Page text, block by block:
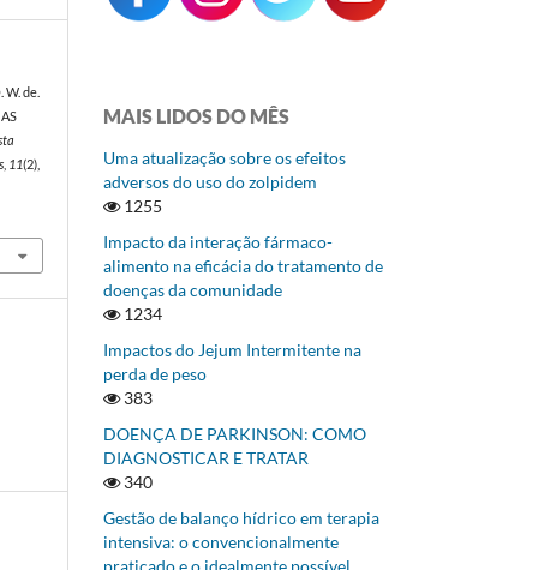
W. de.
, 11(2),
MAIS LIDOS DO MÊS
Uma atualização sobre os efeitos
adversos do uso do zolpidem
1255
Impacto da interação fármaco-
alimento na eficácia do tratamento de
doenças da comunidade
1234
Impactos do Jejum Intermitente na
perda de peso
383
DOENÇA DE PARKINSON: COMO
DIAGNOSTICAR E TRATAR
340
Gestão de balanço hídrico em terapia
intensiva: o convencionalmente
praticado e o idealmente possível